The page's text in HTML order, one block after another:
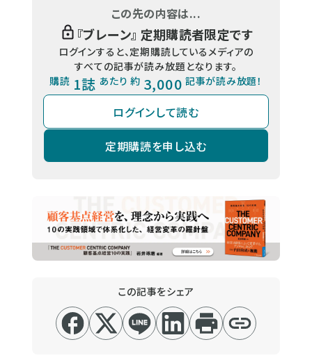
この先の内容は...
『ブレーン』 定期購読者限定です
ログインすると、定期購読しているメディアの
すべての記事が読み放題となります。
購読 1誌 あたり 約 3,000 記事が読み放題！
ログインして読む
定期購読を申し込む
この記事をシェア